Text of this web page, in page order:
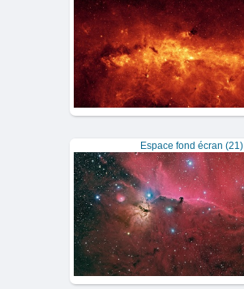
Espace fond écran (21)